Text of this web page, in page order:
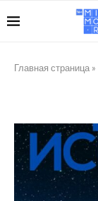
Главная страница »